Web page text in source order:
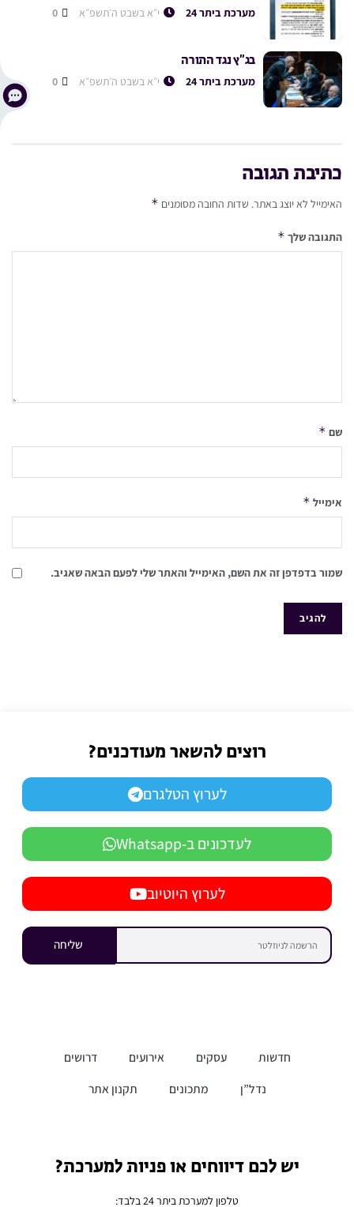
מערכת ביתר 24 י״א בשבט ה׳תשפ״א
בג”ץ נגד התורה
מערכת ביתר 24 י״א בשבט ה׳תשפ״א
כתיבת תגובה
האימייל לא יוצג באתר. שדות החובה מסומנים *
התגובה שלך *
שם *
אימייל *
שמור בדפדפן זה את השם, האימייל והאתר שלי לפעם הבאה שאגיב.
רוצים להשאר מעודכנים?
לערוץ הטלגרם
לעדכונים ב-Whatsapp
לערוץ היוטיוב
שליחה
חדשות עסקים אירועים
דרושים
נדל”ן
מתכונים תקנון אתר
יש לכם דיווחים או פניות למערכת?
טלפון למערכת ביתר 24 בלבד: